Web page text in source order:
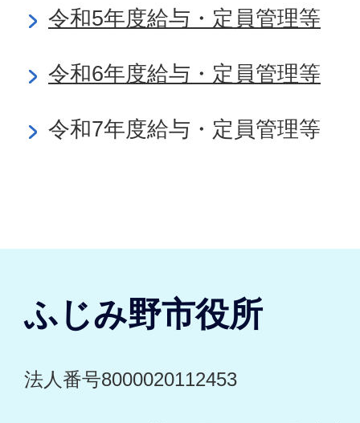
令和5年度給与・定員管理等
令和6年度給与・定員管理等
令和7年度給与・定員管理等
ふじみ野市役所
法人番号8000020112453